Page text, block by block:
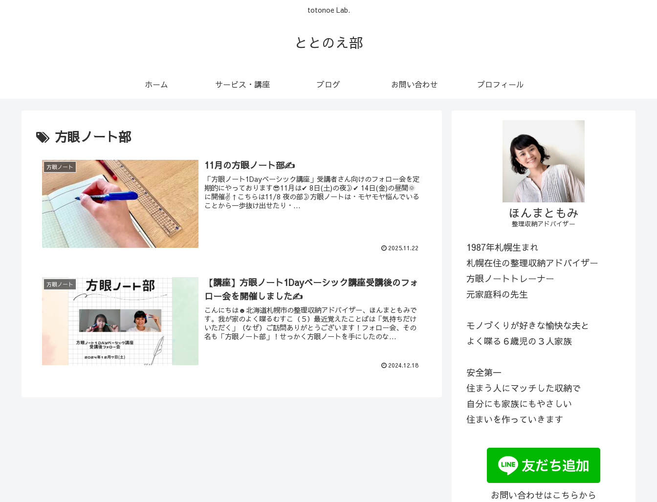
totonoe Lab.
ととのえ部
ホーム サービス・講座 ブログ お問い合わせ プロフィール
方眼ノート部
方眼ノート 11月の方眼ノート部✍️
「方眼ノート1Dayベーシック講座」受講者さん向けのフォロー会を定
期的にやっております😎11月は✔︎ 8日(土)の夜🌛✔︎ 14日(金)の昼間🌞
に開催✌️↑こちらは11/8 夜の部🌛方眼ノートは・モヤモヤ悩んでいる
ことから一歩抜け出せたり・...
2025.11.22
方眼ノート
【講座】方眼ノート1Dayベーシック講座受講後のフォ
ロー会を開催しました✍
こんにちは☻北海道札幌市の整理収納アドバイザー、ほんまともみで
す。我が家のよく喋るむすこ（５）最近覚えたことばは「気持ちだけ
いただく」（なぜ）ご訪問ありがとうございます！フォロー会、その
名も「方眼ノート部」！せっかく方眼ノートを手にしたのな...
2024.12.18
ほんまともみ
整理収納アドバイザー
1987年札幌生まれ
札幌在住の整理収納アドバイザー
方眼ノートトレーナー
元家庭科の先生
モノづくりが好きな愉快な夫と
よく喋る６歳児の３人家族
安全第一
住まう人にマッチした収納で
自分にも家族にもやさしい
住まいを作っていきます
お問い合わせはこちらから